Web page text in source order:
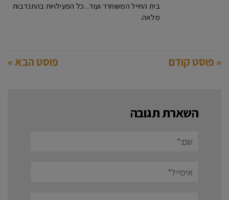
בית החייל המשוחרר ועוד...כל הפעילויות בהתנדבות
מלאה.
« פוסט קודם פוסט הבא »
השארת תגובה